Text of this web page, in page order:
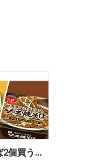
【おトク】対象の焼きそば2個買うと100円引き!